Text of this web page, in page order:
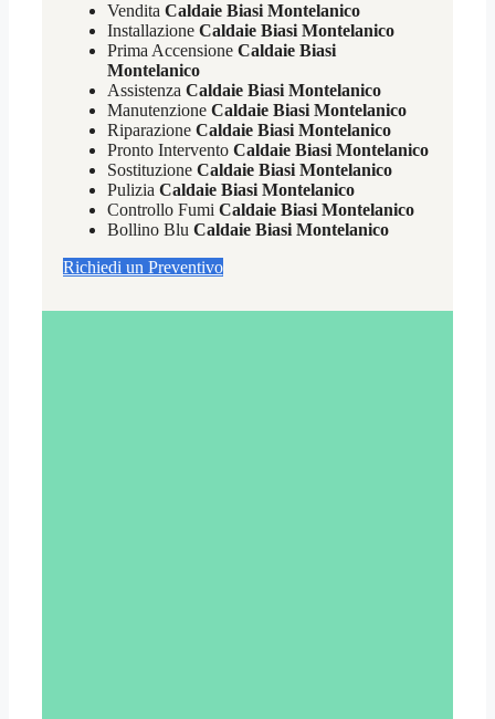
Vendita Caldaie Biasi Montelanico
Installazione Caldaie Biasi Montelanico
Prima Accensione Caldaie Biasi
Montelanico
Assistenza Caldaie Biasi Montelanico
Manutenzione Caldaie Biasi Montelanico
Riparazione Caldaie Biasi Montelanico
Pronto Intervento Caldaie Biasi Montelanico
Sostituzione Caldaie Biasi Montelanico
Pulizia Caldaie Biasi Montelanico
Controllo Fumi Caldaie Biasi Montelanico
Bollino Blu Caldaie Biasi Montelanico
Richiedi un Preventivo